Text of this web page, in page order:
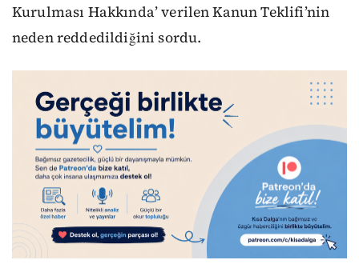
Kurulması Hakkında’ verilen Kanun Teklifi’nin
neden reddedildiğini sordu.